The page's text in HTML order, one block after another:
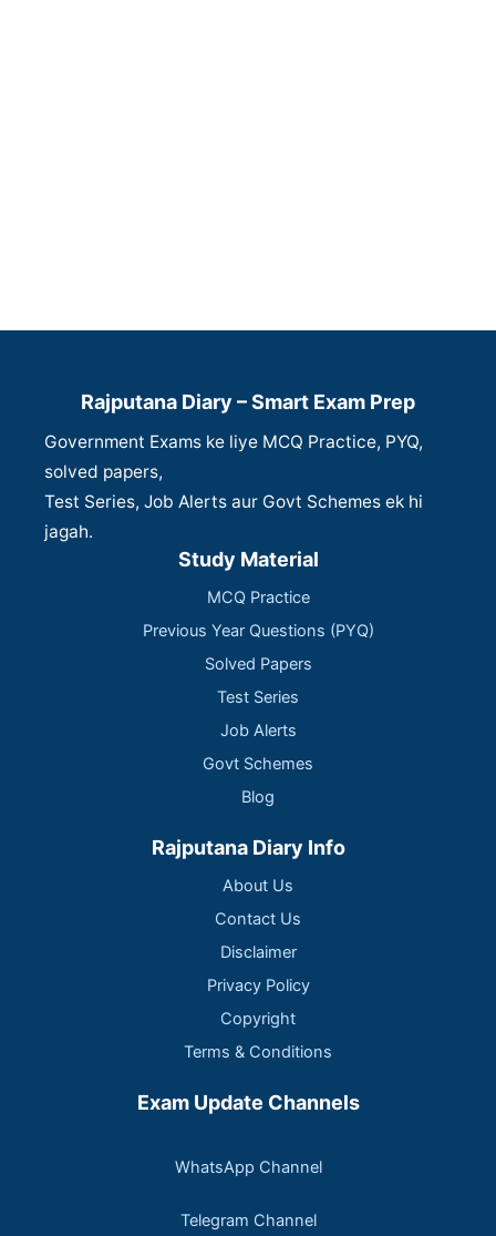
Rajputana Diary – Smart Exam Prep
Government Exams ke liye MCQ Practice, PYQ,
solved papers,
Test Series, Job Alerts aur Govt Schemes ek hi
jagah.
Study Material
MCQ Practice
Previous Year Questions (PYQ)
Solved Papers
Test Series
Job Alerts
Govt Schemes
Blog
Rajputana Diary Info
About Us
Contact Us
Disclaimer
Privacy Policy
Copyright
Terms & Conditions
Exam Update Channels
WhatsApp Channel
Telegram Channel